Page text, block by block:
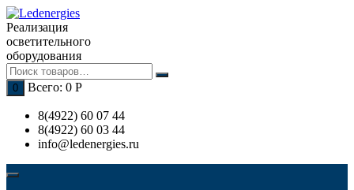
Перейти
к
содержимому
Реализация
осветительного
оборудования
0 Всего: 0 Р
8(4922) 60 07 44
8(4922) 60 03 44
info@ledenergies.ru